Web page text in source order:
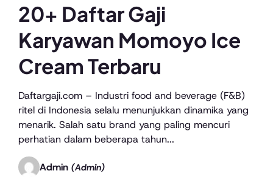
20+ Daftar Gaji
Karyawan Momoyo Ice
Cream Terbaru
Daftargaji.com – Industri food and beverage (F&B)
ritel di Indonesia selalu menunjukkan dinamika yang
menarik. Salah satu brand yang paling mencuri
perhatian dalam beberapa tahun...
Admin (Admin)